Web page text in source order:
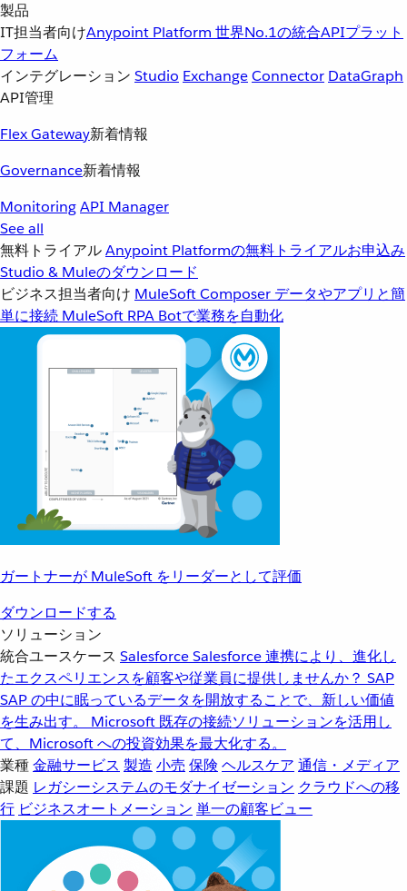
製品
IT担当者向けAnypoint Platform 世界No.1の統合APIプラット
フォーム
インテグレーション Studio ExchangeConnector DataGraph
API管理
Flex Gateway新着情報
Governance新着情報
MonitoringAPI Manager
See all
無料トライアルAnypoint Platformの無料トライアルお申込み
Studio & Muleのダウンロード
ビジネス担当者向け MuleSoft Composer データやアプリと簡
単に接続 MuleSoft RPA Botで業務を自動化
ガートナーが MuleSoft をリーダーとして評価
ダウンロードする
ソリューション
統合ユースケース SalesforceSalesforce 連携により、進化し
たエクスペリエンスを顧客や従業員に提供しませんか？ SAP
SAP の中に眠っているデータを開放することで、新しい価値
を生み出す。
Microsoft 既存の接続ソリューションを活用し
て、Microsoft への投資効果を最大化する。
業種金融サービス 製造 小売 保険 ヘルスケア 通信・メディア
課題 レガシーシステムのモダナイゼーション クラウドへの移
行 ビジネスオートメーション 単一の顧客ビュー